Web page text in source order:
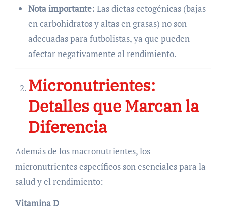
Nota importante: Las dietas cetogénicas (bajas
en carbohidratos y altas en grasas) no son
adecuadas para futbolistas, ya que pueden
afectar negativamente al rendimiento.
Micronutrientes:
Detalles que Marcan la
Diferencia
Además de los macronutrientes, los
micronutrientes específicos son esenciales para la
salud y el rendimiento:
Vitamina D